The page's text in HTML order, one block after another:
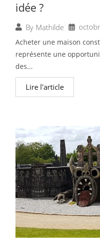
idée ?
By Mathilde
Acheter une maison
représente une
des...
Lire l'article